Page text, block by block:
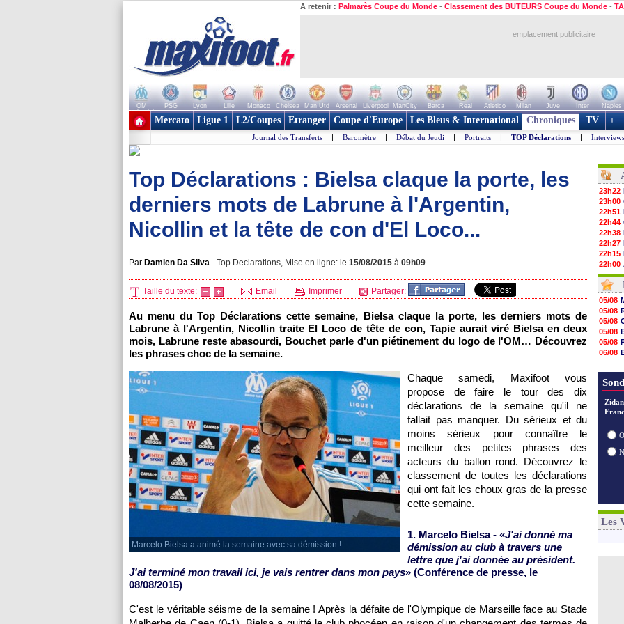
A retenir : Palmarès Coupe du Monde - Classement des BUTEURS Coupe du Monde -
emplacement publicitaire
OM PSG Lyon Lille Monaco Chelsea Man Utd Arsenal Liverpool ManCity Barca Real Atletico Milan Juve Inter Naples
+ de clubs
Mercato Ligue 1 L2/Coupes Etranger Coupe d'Europe Les Bleus & International Chroniques TV +
Journal des Transferts | Baromètre | Débat du Jeudi | Portraits | TOP Déclarations | Interviews
Top Déclarations : Bielsa claque la porte, les
derniers mots de Labrune à l'Argentin,
Nicollin et la tête de con d'El Loco...
Par Damien Da Silva - Top Declarations, Mise en ligne: le 15/08/2015 à 09h09
Taille du texte: Email Imprimer Partager:
Au menu du Top Déclarations cette semaine, Bielsa claque la porte, les derniers mots de
Labrune à l'Argentin, Nicollin traite El Loco de tête de con, Tapie aurait viré Bielsa en deux
mois, Labrune reste abasourdi, Bouchet parle d'un piétinement du logo de l'OM… Découvrez
les phrases choc de la semaine.
Marcelo Bielsa a animé la semaine avec sa démission !
Chaque samedi, Maxifoot vous
propose de faire le tour des dix
déclarations de la semaine qu'il ne
fallait pas manquer. Du sérieux et du
moins sérieux pour connaître le
meilleur des petites phrases des
acteurs du ballon rond. Découvrez le
classement de toutes les déclarations
qui ont fait les choux gras de la presse
cette semaine.
1. Marcelo Bielsa - «J'ai donné ma
démission au club à travers une
lettre que j'ai donnée au président.
J'ai terminé mon travail ici, je vais rentrer dans mon pays» (Conférence de presse, le
08/08/2015)
C'est le véritable séisme de la semaine ! Après la défaite de l'Olympique de Marseille face au Stade
23h22
23h00
22h51
22h44
22h38
22h27
22h15
22h00
21h48
21h39
21h26
21h05
20h47
20h30
20h18
20h04
19h47
19h14
19h06
18h50
18h30
17h58
05/08
05/08
05/08
05/08
05/08
06/08
06/08
Les